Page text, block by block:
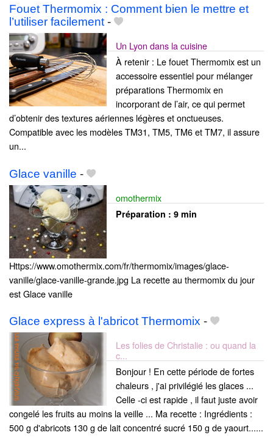
Fouet Thermomix : Comment bien le mettre et
l’utiliser facilement-
Un Lyon dans la cuisine
À retenir : Le fouet Thermomix est un
accessoire essentiel pour mélanger
préparations Thermomix en
incorporant de l’air, ce qui permet
d’obtenir des textures aériennes légères et onctueuses.
Compatible avec les modèles TM31, TM5, TM6 et TM7, il assure
un...
Glace vanille -
omothermix
Préparation : 9 min
Https://www.omothermix.com/fr/thermomix/images/glace-
vanille/glace-vanille-grande.jpg La recette au thermomix du jour
est Glace vanille
Glace express à l'abricot Thermomix -
Les folies de Christalie : ou quand la
c...
Bonjour ! En cette période de fortes
chaleurs , j'ai privilégié les glaces ...
Celle -ci est rapide , il faut juste avoir
congelé les fruits au moins la veille ... Ma recette : Ingrédients :
500 g d'abricots 130 g de lait concentré sucré 150 g de yaourt......